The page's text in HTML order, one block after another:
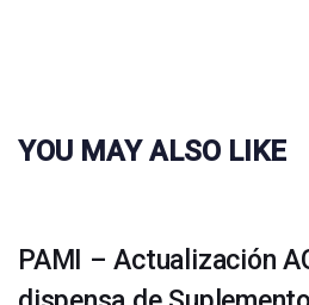
YOU MAY ALSO LIKE
PAMI – Actualización